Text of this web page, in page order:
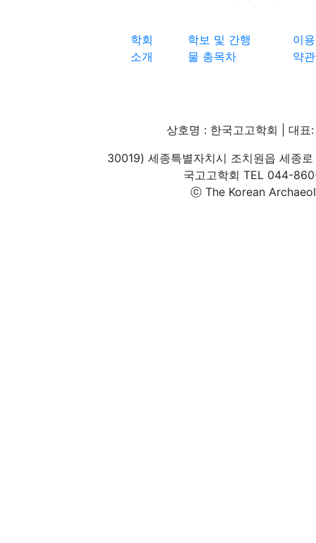
학회
소개
학보 및 간행
물 총목차
이용
약관
상호명 : 한국고고학회 | 대
30019) 세종특별자치시 조치원읍 세종
국고고학회 TEL 044-
ⓒ The Korean